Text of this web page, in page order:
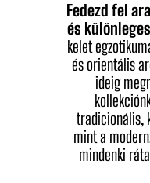
Fedezd fel
és
kelet
és orientális
ideig
tradicionális,
mint a
mindenki